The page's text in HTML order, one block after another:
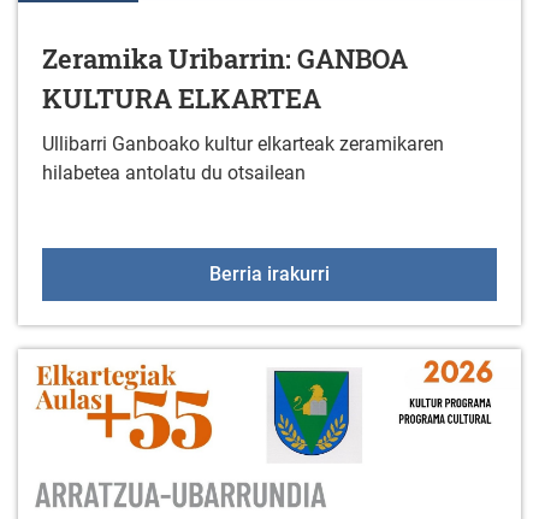
Zeramika Uribarrin: GANBOA
KULTURA ELKARTEA
Ullibarri Ganboako kultur elkarteak zeramikaren
hilabetea antolatu du otsailean
Berria irakurri